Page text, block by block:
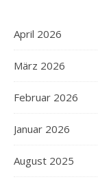
April 2026
März 2026
Februar 2026
Januar 2026
August 2025